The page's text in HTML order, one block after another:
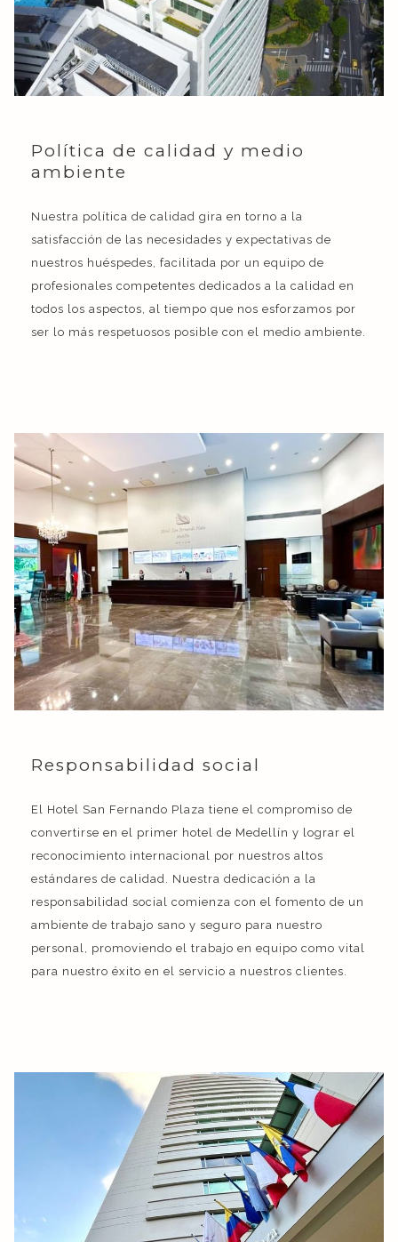
Política de calidad y medio
ambiente
Nuestra política de calidad gira en torno a la
satisfacción de las necesidades y expectativas de
nuestros huéspedes, facilitada por un equipo de
profesionales competentes dedicados a la calidad en
todos los aspectos, al tiempo que nos esforzamos por
ser lo más respetuosos posible con el medio ambiente.
Responsabilidad social
El Hotel San Fernando Plaza tiene el compromiso de
convertirse en el primer hotel de Medellín y lograr el
reconocimiento internacional por nuestros altos
estándares de calidad. Nuestra dedicación a la
responsabilidad social comienza con el fomento de un
ambiente de trabajo sano y seguro para nuestro
personal, promoviendo el trabajo en equipo como vital
para nuestro éxito en el servicio a nuestros clientes.